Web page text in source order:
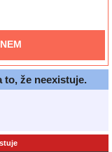
to, že neexistuje.